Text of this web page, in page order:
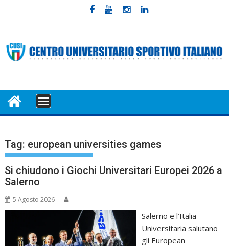
MENU
Tag: european universities games
Si chiudono i Giochi Universitari Europei 2026 a
Salerno
5 Agosto 2026
Salerno e l’Italia
Universitaria salutano
gli European